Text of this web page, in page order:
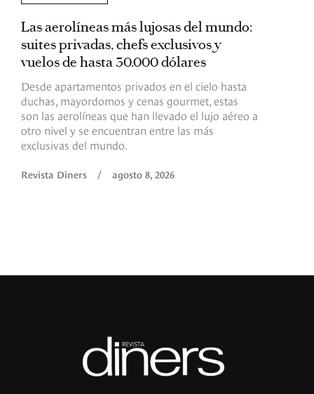
Las aerolíneas más lujosas del mundo:
suites privadas, chefs exclusivos y
vuelos de hasta 30.000 dólares
Desde apartamentos privados en el cielo hasta
duchas, mayordomos y cenas gourmet, estas
son las aerolíneas que han llevado el lujo aéreo a
otro nivel y se encuentran entre las más
exclusivas del mundo.
Revista Diners / agosto 8, 2026